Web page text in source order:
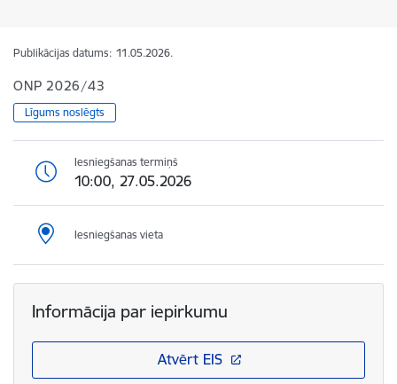
Publikācijas datums: 11.05.2026.
ONP 2026/43
Līgums noslēgts
Iesniegšanas termiņš
10:00, 27.05.2026
Iesniegšanas vieta
Informācija par iepirkumu
Atvērt EIS